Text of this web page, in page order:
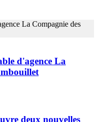
d'agence La
deux nouvelles